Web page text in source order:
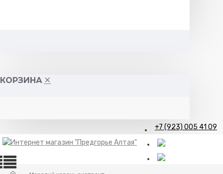
КОРЗИНА
+7 (923) 005 41 09